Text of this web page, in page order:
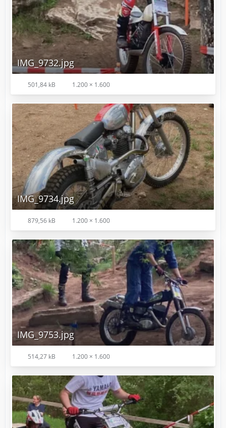
IMG_9732.jpg
501,84 kB 1.200 × 1.600
IMG_9734.jpg
879,56 kB 1.200 × 1.600
IMG_9753.jpg
514,27 kB 1.200 × 1.600